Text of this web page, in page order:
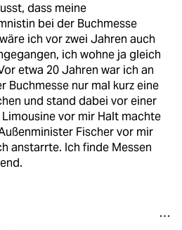
dass meine
bei der Buchmesse
ich vor zwei Jahren auch
ich wohne ja gleich
etwa 20 Jahren war ich an
Buchmesse nur mal kurz eine
und stand dabei vor einer
Limousine vor mir Halt machte
Fischer vor mir
anstarrte. Ich finde Messen